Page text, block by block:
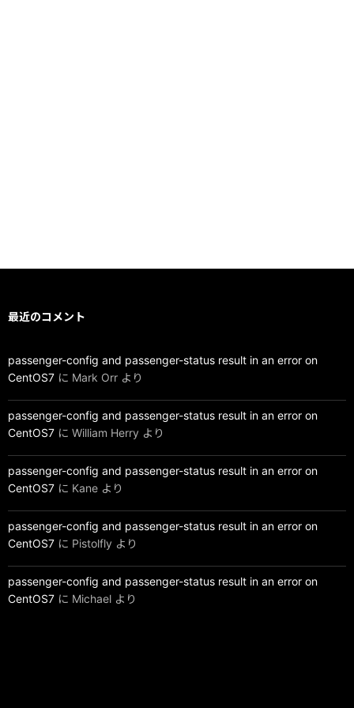
最近のコメント
passenger-config and passenger-status result in an error on
CentOS7 に Mark Orr より
passenger-config and passenger-status result in an error on
CentOS7 に William Herry より
passenger-config and passenger-status result in an error on
CentOS7 に Kane より
passenger-config and passenger-status result in an error on
CentOS7 に Pistolfly より
passenger-config and passenger-status result in an error on
CentOS7 に Michael より